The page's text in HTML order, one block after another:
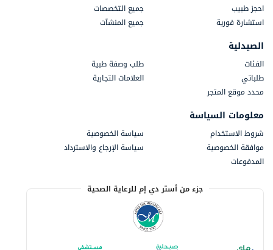
احجز طبيب
جميع التخصصات
استشارة فورية
جميع المنشآت
الصيدلية
الفئات
طلب وصفة طبية
طلباتي
العلامات التجارية
محدد موقع المتجر
معلومات السياسة
شروط الاستخدام
سياسة الخصوصية
موافقة الخصوصية
سياسة الإرجاع والاسترداد
المدفوعات
جزء من أستر دي إم للرعاية الصحية